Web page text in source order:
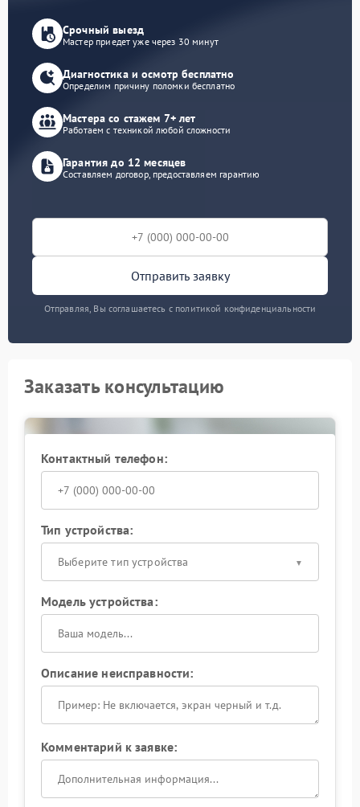
Срочный выезд
Мастер приедет уже через 30 минут
Диагностика и осмотр бесплатно
Определим причину поломки бесплатно
Мастера со стажем 7+ лет
Работаем с техникой любой сложности
Гарантия до 12 месяцев
Составляем договор, предоставляем гарантию
Отправить заявку
Отправляя, Вы соглашаетесь с политикой конфиденциальности
Заказать консультацию
Контактный телефон:
Тип устройства:
Выберите тип устройства
Модель устройства:
Описание неисправности:
Комментарий к заявке: